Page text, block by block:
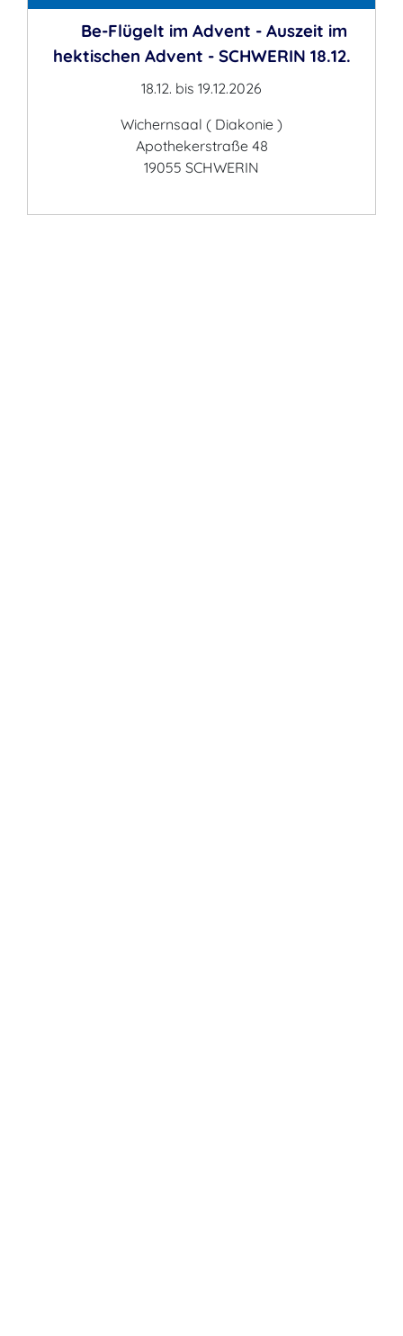
Be-Flügelt im Advent - Auszeit im
hektischen Advent - SCHWERIN 18.12.
18.12. bis 19.12.2026
Wichernsaal ( Diakonie )
Apothekerstraße 48
19055 SCHWERIN